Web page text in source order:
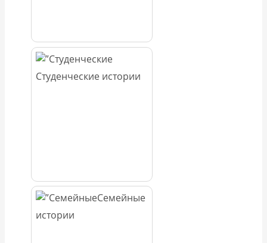
Студенческие истории
Семейные
истории